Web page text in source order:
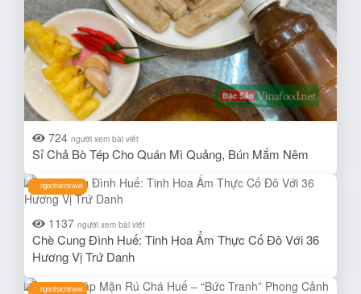
724 người xem bài viết
Sỉ Chả Bò Tép Cho Quán Mì Quảng, Bún Mắm Nêm
ngocthachtravel
1137 người xem bài viết
Chè Cung Đình Huế: Tinh Hoa Ẩm Thực Cố Đô Với 36
Hương Vị Trứ Danh
ngocthachtravel